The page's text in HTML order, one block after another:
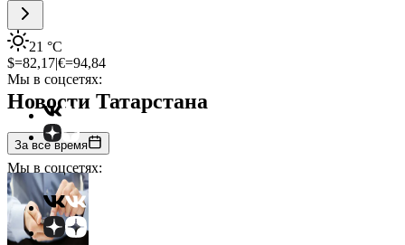
21 °C
$=82,17|€=94,84
Мы в соцсетях:
Мы в соцсетях:
Новости Татарстана
За все время